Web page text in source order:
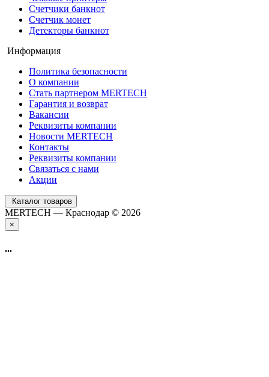
Счетчики банкнот
Счетчик монет
Детекторы банкнот
Информация
Политика безопасности
О компании
Стать партнером MERTECH
Гарантия и возврат
Вакансии
Реквизиты компании
Новости MERTECH
Контакты
Реквизиты компании
Связаться с нами
Акции
Каталог товаров
MERTECH — Краснодар © 2026
×
...